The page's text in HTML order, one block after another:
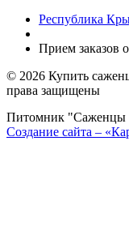
Республика
Прием заказов
© 2026 Купить
права защищены
Питомник "Саженцы
Создание сайта –